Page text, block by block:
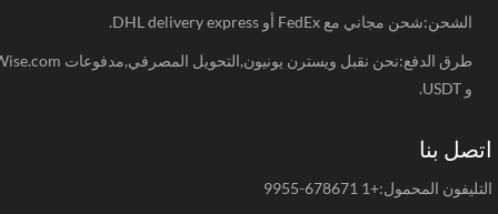
الشحن:شحن مجاني مع FedEx أو DHL delivery express.
طرق الدفع:نحن نقبل ويسترن يونيون,التحويل المصرفي,مدفوعات Wise.com
بنا
المحمول:+1 678671-9955